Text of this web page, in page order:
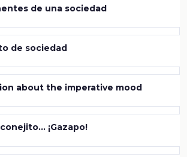
de una sociedad
de sociedad
about the imperative mood
¡Gazapo!